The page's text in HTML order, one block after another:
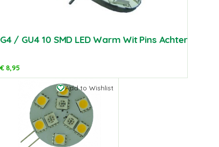
G4 / GU4 10 SMD LED Warm Wit Pins Achter
€8,95
Add to Wishlist